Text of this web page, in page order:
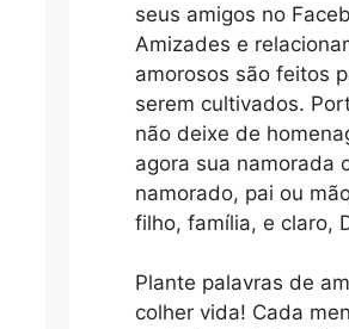
seus amigos no
Amizades e
amorosos são feitos
serem cultivados.
não deixe de
agora sua namorada
namorado, pai ou
filho, família, e claro,
Plante palavras de
colher vida! Cada